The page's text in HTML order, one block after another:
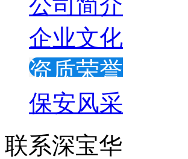
企业文化
资质荣誉
保安风采
联系深宝华